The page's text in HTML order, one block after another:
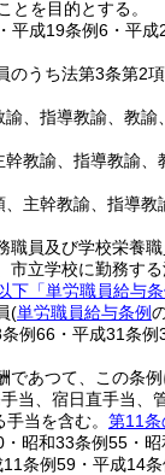
とを目的とする。
成19条例6・平
のうち法第3条第2
、指導教諭、教
教諭、指導教諭
主幹教諭、指導
員及び学校栄養職
立学校に勤務す
下「単労職員給与
(単労職員給与条例
例66・平成31条例
あつて、この条
当、宿日直手当
当を含む。 第11条
昭和33条例55・
条例59・平成14